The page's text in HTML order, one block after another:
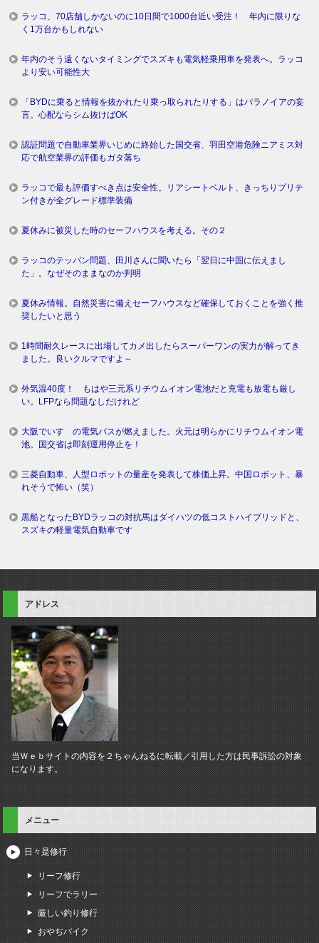
ラッコ、70店舗しかないのに10日間で1000台近い受注！ 年内に限りな
く1万台かもしれない
年内のそう遠くないタイミングでスズキも電気軽乗用車を発表へ。ラッコ
より安い可能性大
「BYDに乗ると情報を抜かれたり乗っ取られたりする」はパラノイアの妄
言。心配ならシム抜けばOK
認証問題で自動車業界いじめに終始した国交省、羽田空港危険ニアミス対
応で航空業界の評価もガタ落ち
ラッコで最も評価すべき点は安全性。リアシートベルト、きっちりプリテ
ン付きが全グレード標準装備
夏休みに被災した時のセーフハウスを考える。その２
ラッコのテッパン問題、田川さんに聞いたら「翌日に中国に伝えまし
た」。なぜそのままなのか判明
夏休み情報。自然災害に備えセーフハウスなど確保しておくことを強く推
奨したいと思う
1時間耐久レースに出場してカメ出したらスーパーワンの実力が解ってき
ました。良いクルマですよ～
外気温40度！ もはや三元系リチウムイオン電池だと充電も放電も厳し
い。LFPなら問題なしだけれど
大阪でいすゞの電気バスが燃えました。火元は明らかにリチウムイオン電
池。国交省は即刻運用停止を！
三菱自動車、人型ロボットの量産を発表して株価上昇。中国ロボット、暴
れそうで怖い（笑）
黒船となったBYDラッコの対抗馬はダイハツの低コストハイブリッドと、
スズキの軽量電気自動車です
アドレス
当Ｗｅｂサイトの内容を２ちゃんねるに転載／引用した方は民事訴訟の対象
になります。
メニュー
日々是修行
リーフ修行
リーフでラリー
厳しい釣り修行
おやぢバイク